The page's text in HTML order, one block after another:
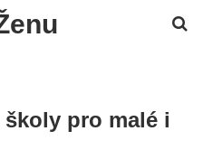
pro malé i